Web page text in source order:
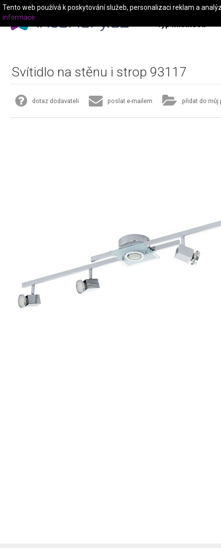
Typ místnosti
Svítidlo na stěnu i strop 93117
dotaz dodavateli poslat e-mailem přidat do můj
Tento web používá k poskytování služeb, personalizaci reklam a
informace